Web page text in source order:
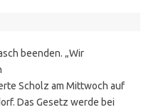
beenden. „Wir
Scholz am Mittwoch auf
Das Gesetz werde bei